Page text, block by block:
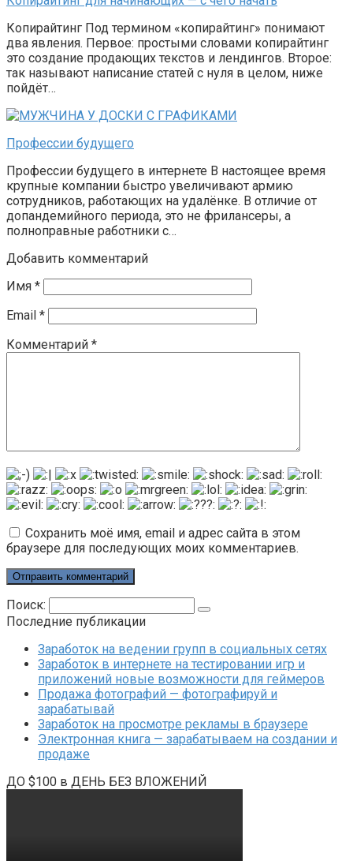
Копирайтинг Под термином «копирайтинг» понимают
два явления. Первое: простыми словами копирайтинг
это создание продающих текстов и лендингов. Второе:
так называют написание статей с нуля в целом, ниже
пойдёт…
Профессии будущего
Профессии будущего в интернете В настоящее время
крупные компании быстро увеличивают армию
сотрудников, работающих на удалёнке. В отличие от
допандемийного периода, это не фрилансеры, а
полноправные работники с…
Добавить комментарий
Имя *
Email *
Комментарий *
Сохранить моё имя, email и адрес сайта в этом
браузере для последующих моих комментариев.
Поиск:
Последние публикации
Заработок на ведении групп в социальных сетях
Заработок в интернете на тестировании игр и
приложений новые возможности для геймеров
Продажа фотографий — фотографируй и
зарабатывай
Заработок на просмотре рекламы в браузере
Электронная книга — зарабатываем на создании и
продаже
ДО $100 в ДЕНЬ БЕЗ ВЛОЖЕНИЙ